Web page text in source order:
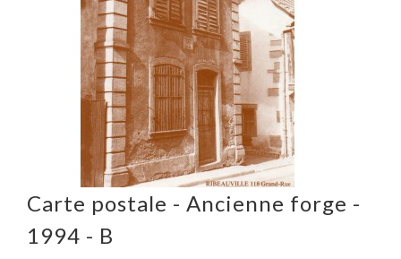
Carte postale - Ancienne forge -
1994 - B